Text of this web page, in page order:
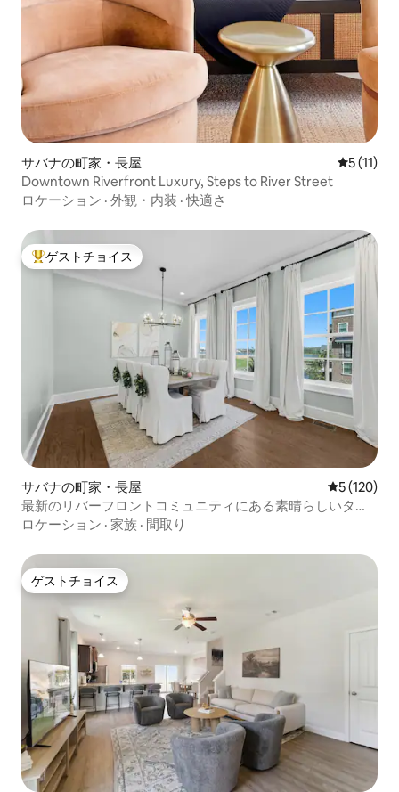
サバナの町家・長屋 レビュー
5 (11)
Downtown Riverfront Luxury, Steps to River Street
ロケーション · 外観・内装 ·快適さ
大好評のゲストチョイスです。
ゲストチョイス
サバナの町家・長屋 レビュー
5 (120)
最新のリバーフロントコミュニティにある素晴らしいタウ
ンハウス！
ロケーション · 家族 · 間取り
ゲストチョイス
ゲストチョイス